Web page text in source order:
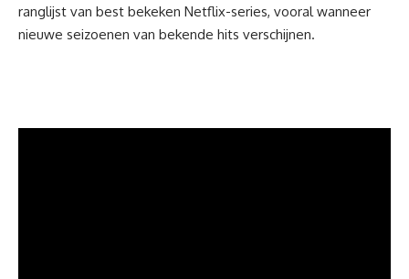
ranglijst van best bekeken Netflix-series, vooral wanneer
nieuwe seizoenen van bekende hits verschijnen.